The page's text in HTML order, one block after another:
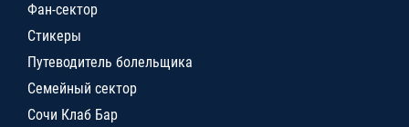
Фан-сектор
Стикеры
Путеводитель болельщика
Семейный сектор
Сочи Клаб Бар